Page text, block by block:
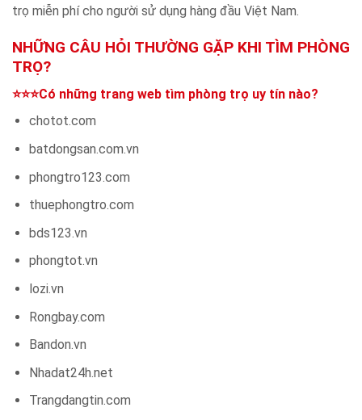
trọ miễn phí cho người sử dụng hàng đầu Việt Nam.
NHỮNG CÂU HỎI THƯỜNG GẶP KHI TÌM PHÒNG
TRỌ?
⭐⭐⭐Có những trang web tìm phòng trọ uy tín nào?
chotot.com
batdongsan.com.vn
phongtro123.com
thuephongtro.com
bds123.vn
phongtot.vn
lozi.vn
Rongbay.com
Bandon.vn
Nhadat24h.net
Trangdangtin.com